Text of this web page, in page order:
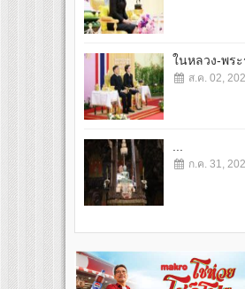
ในหลวง-พร
ส.ค. 02,
...
ก.ค. 31,